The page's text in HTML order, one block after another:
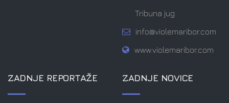
Tribuna jug
info@violemaribor.com
www.violemaribor.com
ZADNJE REPORTAŽE ZADNJE NOVICE